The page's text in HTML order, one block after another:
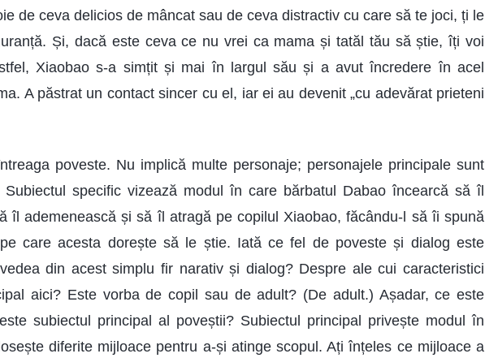
de ceva delicios de mâncat sau de ceva distractiv cu care să te joci, ți le
Și, dacă este ceva ce nu vrei ca mama și tatăl tău să știe, îți voi
Xiaobao s-a simțit și mai în largul său și a avut încredere în acel
A păstrat un contact sincer cu el, iar ei au devenit „cu adevărat prieteni
poveste. Nu implică multe personaje; personajele principale sunt
Subiectul specific vizează modul în care bărbatul Dabao încearcă să îl
îl ademenească și să îl atragă pe copilul Xiaobao, făcându-l să îi spună
care acesta dorește să le știe. Iată ce fel de poveste și dialog este
din acest simplu fir narativ și dialog? Despre ale cui caracteristici
aici? Este vorba de copil sau de adult? (De adult.) Așadar, ce este
subiectul principal al poveștii? Subiectul principal privește modul în
diferite mijloace pentru a-și atinge scopul. Ați înțeles ce mijloace a